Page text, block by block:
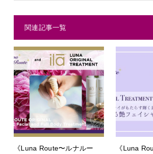
関連記事一覧
《Luna Route〜ルナルー
《Luna